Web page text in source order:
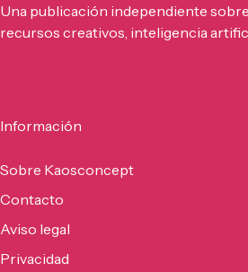
Una publicación independiente
recursos creativos, inteligencia
Información
Sobre Kaosconcept
Contacto
Aviso legal
Privacidad